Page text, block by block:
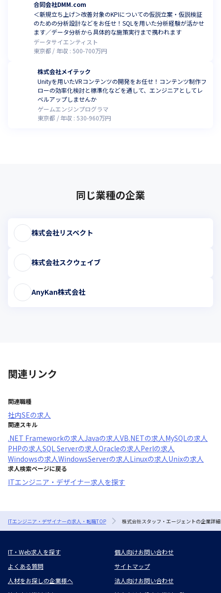
合同会社DMM.com
＜新規立ち上げ＞改善対象のKPIについての仮説立案・仮説検証
のための分析設計などをお任せ！SQLを用いた分析経験が活かせ
ます／データ分析から具体的な施策実行まで携われます
データサイエンティスト
東京都
年収 : 500-700万円
株式会社メイテック
Unityを用いたVRコンテンツの開発をお任せ！コンテンツ制作フ
ローの効率化検討と標準化などを通して、エンジニアとしてレ
ベルアップしませんか
ゲームエンジンプログラマ
東京都
年収 :530-960万円
同じ業種の企業
株式会社リスペクト
株式会社スクウェイブ
AnyKan株式会社
関連リンク
関連職種
社内SEの求人
関連スキル
.NET Frameworkの求人Javaの求人VB.NETの求人 MySQLの求人
PHPの求人SQL Serverの求人Oracleの求人 Perlの求人
Windowsの求人WindowsServerの求人 Linuxの求人 Unixの求人
求人検索ページに戻る
ITエンジニア・デザイナー求人を探す
ITエンジニア・デザイナーの求人・転職TOP 株式会社スタッフ・エージェントの企業詳細
IT・Web求人を探す
個人向けお問い合わせ
よくある質問
サイトマップ
人材をお探しの企業様へ
法人向けお問い合わせ